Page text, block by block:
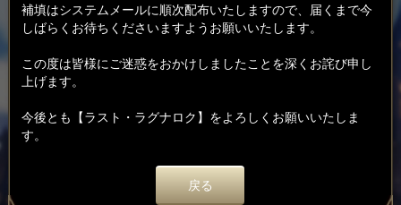
補填はシステムメールに順次配布いたしますので、届くまで今
しばらくお待ちくださいますようお願いいたします。
この度は皆様にご迷惑をおかけしましたことを深くお詫び申し
上げます。
今後とも【ラスト・ラグナロク】をよろしくお願いいたしま
す。
戻る